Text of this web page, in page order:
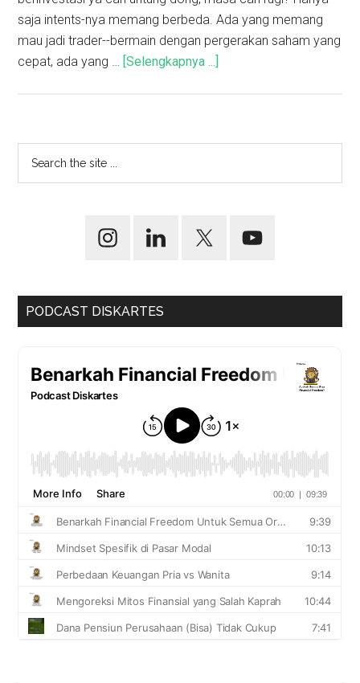
saja intents-nya memang berbeda. Ada yang memang
mau jadi trader--bermain dengan pergerakan saham yang
cepat, ada yang … [Selengkapnya ...]
PODCAST DISKARTES